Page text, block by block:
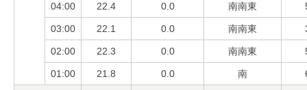
04:00 22.4 0.0 南南東
03:00 22.1 0.0 南南東
02:00 22.3 0.0 南南東
01:00 21.8 0.0 南